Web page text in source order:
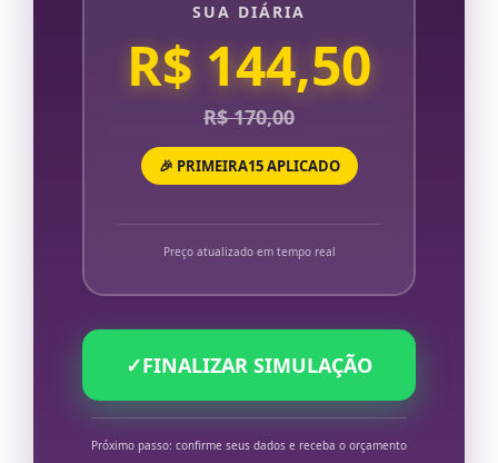
SUA DIÁRIA
R$ 144,50
R$ 170,00
🎉 PRIMEIRA15 APLICADO
Preço atualizado em tempo real
✓FINALIZAR SIMULAÇÃO
Próximo passo: confirme seus dados e receba o orçamento